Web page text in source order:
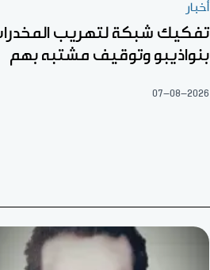
أخبار
تفكيك شبكة لتهريب
بنواذيبو وتوقيف مشتبه بهم
07-08-2026